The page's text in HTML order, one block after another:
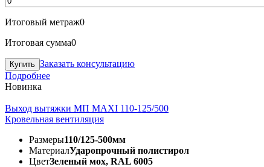
Итоговый метраж0
Итоговая сумма0
Заказать консультацию
Подробнее
Новинка
Выход вытяжки МП MAXI 110-125/500
Кровельная вентиляция
Размеры110/125-500мм
МатериалУдаропрочный полистирол
ЦветЗеленый мох, RAL 6005